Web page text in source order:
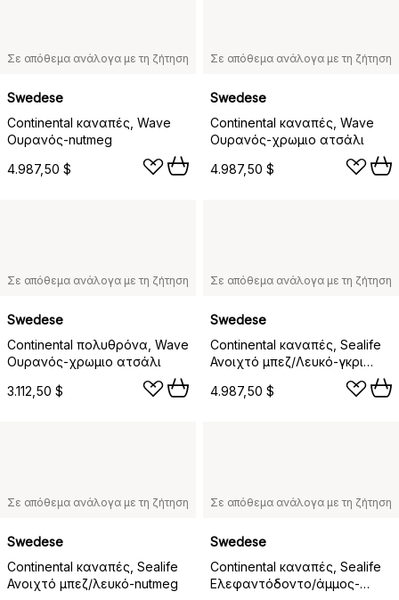
Σε απόθεμα ανάλογα με τη ζήτηση
Swedese
Continental καναπές, Wave
Ουρανός-nutmeg
4.987,50 $
Σε απόθεμα ανάλογα με τη ζήτηση
Swedese
Continental καναπές, Wave
Ουρανός-χρωμιο ατσάλι
4.987,50 $
Σε απόθεμα ανάλογα με τη ζήτηση
Swedese
Continental πολυθρόνα, Wave
Ουρανός-χρωμιο ατσάλι
3.112,50 $
Σε απόθεμα ανάλογα με τη ζήτηση
Swedese
Continental καναπές, Sealife
Ανοιχτό μπεζ/Λευκό-γκρι
4.987,50 $
Σε απόθεμα ανάλογα με τη ζήτηση
Swedese
Continental καναπές, Sealife
Ανοιχτό μπεζ/λευκό-nutmeg
Σε απόθεμα ανάλογα με τη ζήτηση
Swedese
Continental καναπές, Sealife
Ελεφαντόδοντο/άμμος-